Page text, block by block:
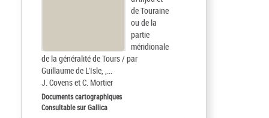
de Touraine
ou de la
partie
méridionale
de la généralité de Tours / par
Guillaume de L'Isle, ,...
J. Covens et C. Mortier
Documents cartographiques
Consultable sur Gallica